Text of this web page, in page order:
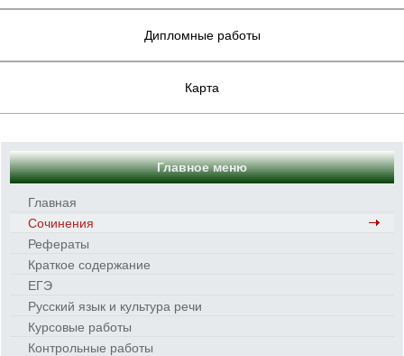
Дипломные работы
Карта
Главное меню
Главная
Сочинения
Рефераты
Краткое содержание
ЕГЭ
Русский язык и культура речи
Курсовые работы
Контрольные работы